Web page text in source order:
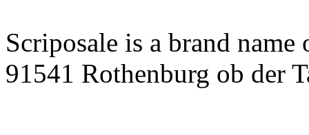
Scriposale is a brand
91541 Rothenburg ob der